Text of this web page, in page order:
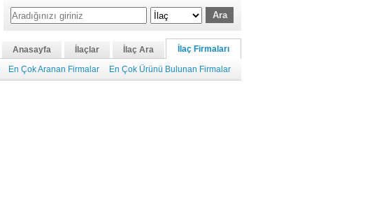
Anasayfa İlaçlar İlaç Ara İlaç Firmaları
En Çok Aranan Firmalar En Çok Ürünü Bulunan Firmalar